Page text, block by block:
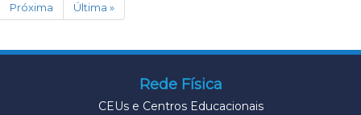
Próxima
Última »
Rede Física
CEUs e Centros Educacionais